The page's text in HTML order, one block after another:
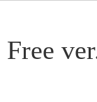
Free